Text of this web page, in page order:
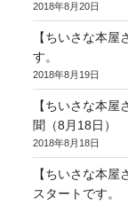
2018年8月20日
【ちいさな本
す。
2018年8月19日
【ちいさな本
聞（8月18日）
2018年8月18日
【ちいさな本
スタートです。